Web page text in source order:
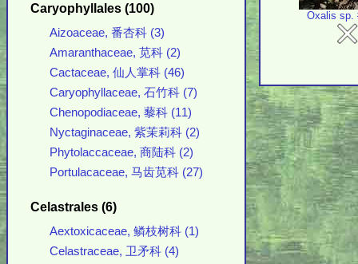
Caryophyllales (100)
Aizoaceae, 番杏科 (3)
Amaranthaceae, 苋科 (2)
Cactaceae, 仙人掌科 (46)
Caryophyllaceae, 石竹科 (7)
Chenopodiaceae, 藜科 (11)
Nyctaginaceae, 紫茉莉科 (2)
Phytolaccaceae, 商陆科 (2)
Portulacaceae, 马齿苋科 (27)
Celastrales (6)
Aextoxicaceae, 鳞枝树科 (1)
Celastraceae, 卫矛科 (4)
Oxalis sp.